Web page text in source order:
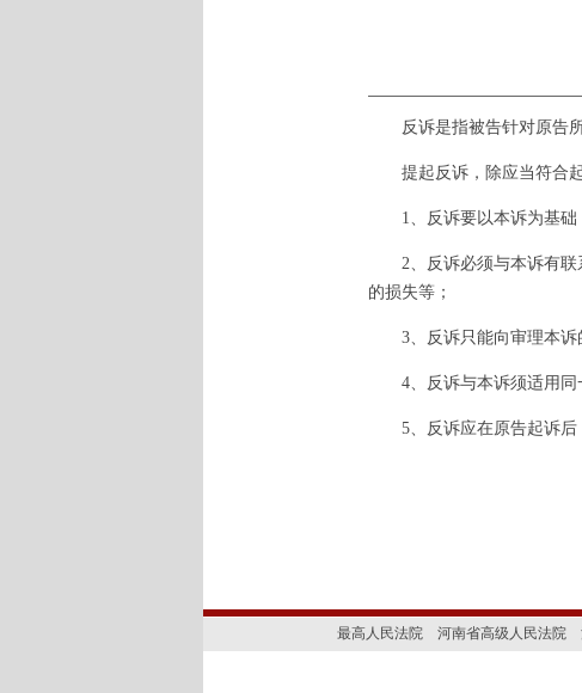
反诉是指被告针对原告所
提起反诉，除应当符合起
1、反诉要以本诉为基础
2、反诉必须与本诉有联
的损失等；
3、反诉只能向审理本诉
4、反诉与本诉须适用同
5、反诉应在原告起诉后
最高人民法院 河南省高级人民法院